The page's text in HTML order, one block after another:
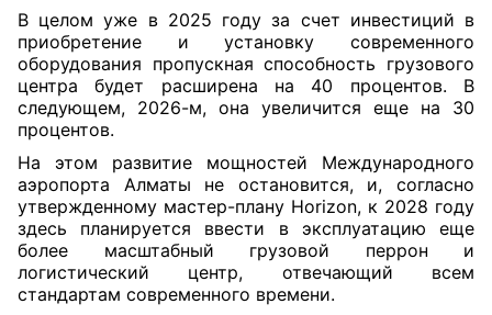
В целом уже в 2025 году за счет инвестиций в
приобретение и установку современного
оборудования пропускная способность грузового
центра будет расширена на 40 процентов. В
следующем, 2026-м, она увеличится еще на 30
процентов.
На этом развитие мощностей Международного
аэропорта Алматы не остановится, и, согласно
утвержденному мастер-плану Horizon, к 2028 году
здесь планируется ввести в эксплуатацию еще
более масштабный грузовой перрон и
логистический центр, отвечающий всем
стандартам современного времени.